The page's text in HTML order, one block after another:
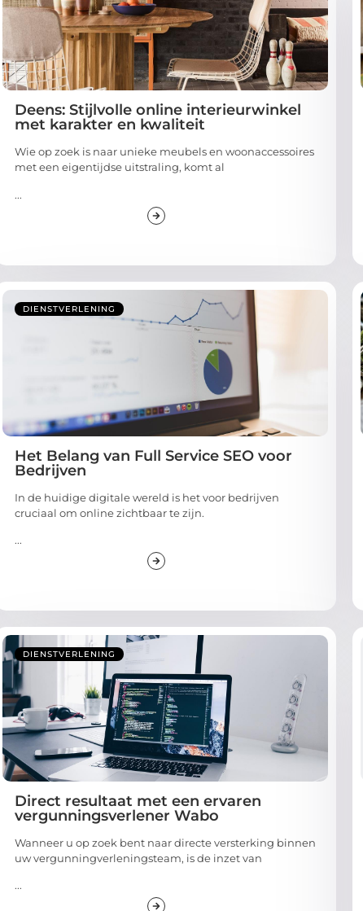
Deens: Stijlvolle online interieurwinkel
met karakter en kwaliteit
Wie op zoek is naar unieke meubels en woonaccessoires
met een eigentijdse uitstraling, komt al
...
DIENSTVERLENING
Het Belang van Full Service SEO voor
Bedrijven
In de huidige digitale wereld is het voor bedrijven
cruciaal om online zichtbaar te zijn.
...
DIENSTVERLENING
Direct resultaat met een ervaren
vergunningsverlener Wabo
Wanneer u op zoek bent naar directe versterking binnen
uw vergunningverleningsteam, is de inzet van
...